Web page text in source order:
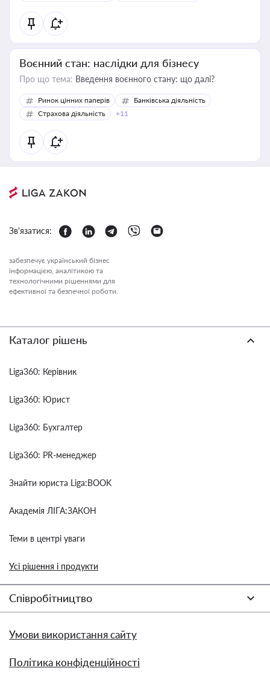
Воєнний стан: наслідки для бізнесу
Про що тема: Введення воєнного стану: що далі?
Ринок цінних паперів
Банківська діяльність
Страхова діяльність
+11
Зв'язатися:
забезпечує український бізнес
інформацією, аналітикою та
технологічними рішеннями для
ефективної та безпечної роботи.
Каталог рішень
Liga360: Керівник
Liga360: Юрист
Liga360: Бухгалтер
Liga360: PR-менеджер
Знайти юриста Liga:BOOK
Академія ЛІГА:ЗАКОН
Теми в центрі уваги
Усі рішення і продукти
Співробітництво
Умови використання сайту
Політика конфіденційності